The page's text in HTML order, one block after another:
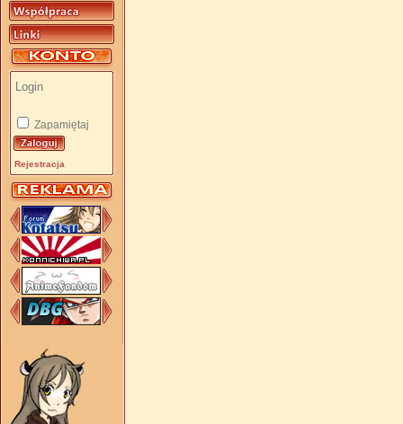
Zapamiętaj
Rejestracja